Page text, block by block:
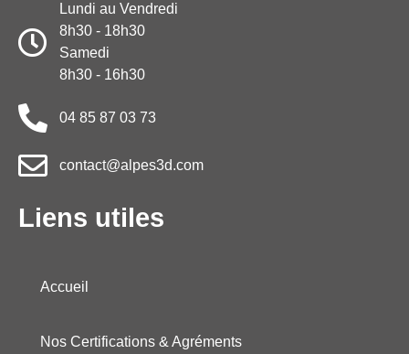
Lundi au Vendredi
8h30 - 18h30
Samedi
8h30 - 16h30
04 85 87 03 73
contact@alpes3d.com
Liens utiles
Accueil
Nos Certifications & Agréments